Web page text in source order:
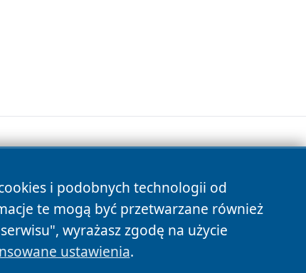
i podobnych technologii od
te mogą być przetwarzane również
wyrażasz zgodę na użycie
ustawienia.